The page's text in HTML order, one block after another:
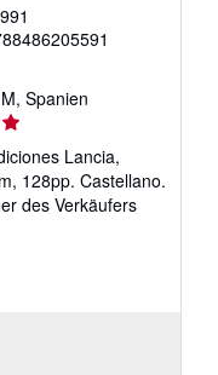
z
u
V
s
a
d
o
s
Spanien
Lancia,
128pp. Castellano.
des Verkäufers